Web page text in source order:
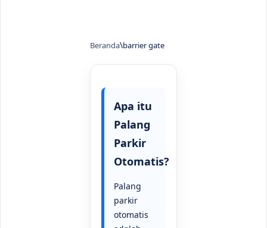
Beranda barrier gate
Apa itu
Palang
Parkir
Otomatis?
Palang
parkir
otomatis